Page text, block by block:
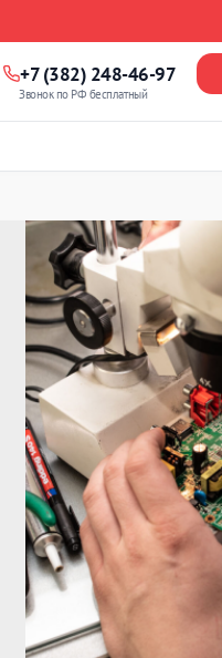
+7 (382) 248-46-97
Звонок по РФ бесплатный